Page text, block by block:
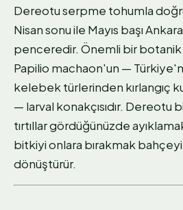
Dereotu serpme tohumla
Nisan sonu ile Mayıs başı
penceredir. Önemli bir
Papilio machaon'un —
kelebek türlerinden kırlangıç
— larval konakçısıdır. Dereotu
tırtıllar gördüğünüzde
bitkiyi onlara bırakmak
dönüştürür.